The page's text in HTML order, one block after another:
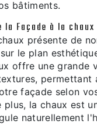
bâtiments.
la Façade à la chaux
présente de
le plan
offre une grande
permettant
façade selon
plus, la chaux est
naturellement